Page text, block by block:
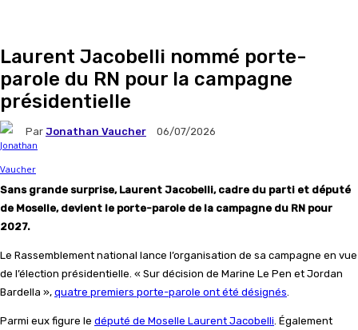
Laurent Jacobelli nommé porte-
parole du RN pour la campagne
présidentielle
Par Jonathan Vaucher 06/07/2026
Sans grande surprise, Laurent Jacobelli, cadre du parti et député
de Moselle, devient le porte-parole de la campagne du RN pour
2027.
Le Rassemblement national lance l’organisation de sa campagne en vue
de l’élection présidentielle. « Sur décision de Marine Le Pen et Jordan
Bardella », quatre premiers porte-parole ont été désignés.
Parmi eux figure le député de Moselle Laurent Jacobelli. Également